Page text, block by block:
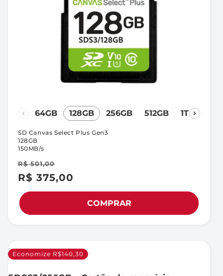
64GB 128GB 256GB 512GB 1TB
Preço
promocional
R$ 375,00
Preço
normal
R$ 501,00
SD Canvas Select Plus Gen3
128GB
150MB/s
COMPRAR
Economize R$140,30